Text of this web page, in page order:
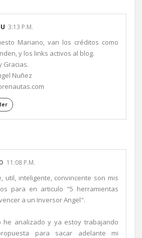
3:13 P.M.
Mariano, van los créditos como
y los links activos al blog.
Gracias.
Nuñez
11:08 P.M.
util, inteligente, convincente son mis
para en articulo "5 herramientas
a un Inversor Angel".
he analizado y ya estoy trabajando
para sacar adelante mi